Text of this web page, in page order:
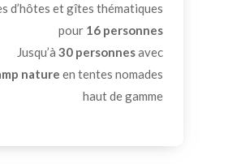
d’hôtes et gîtes thématiques
pour 16 personnes
Jusqu’à 30 personnesavec
nature en tentes nomades
haut de gamme